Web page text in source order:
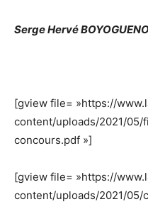
Serge Hervé
[gview file= »https://
content/uploads/2021/
concours.pdf »]
[gview file= »https://
content/uploads/2021/